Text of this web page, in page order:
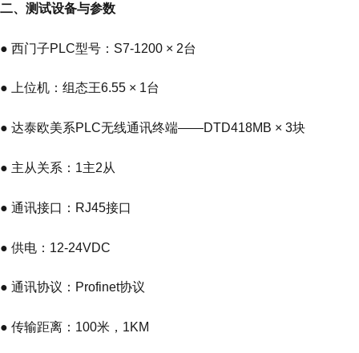
二、测试设备与参数
● 西门子PLC型号：S7-1200 × 2台
● 上位机：组态王6.55 × 1台
● 达泰欧美系PLC无线通讯终端——DTD418MB × 3块
● 主从关系：1主2从
● 通讯接口：RJ45接口
● 供电：12-24VDC
● 通讯协议：Profinet协议
● 传输距离：100米，1KM